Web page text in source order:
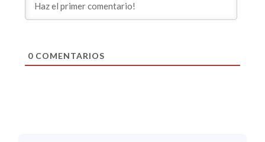
0COMENTARIOS